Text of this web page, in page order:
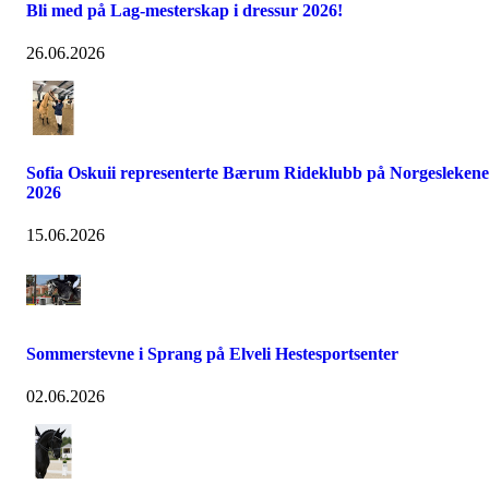
Bli med på Lag-mesterskap i dressur 2026!
26.06.2026
Sofia Oskuii representerte Bærum Rideklubb på Norgeslekene
2026
15.06.2026
Sommerstevne i Sprang på Elveli Hestesportsenter
02.06.2026